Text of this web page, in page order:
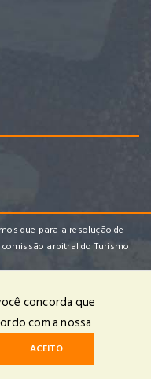
que para a resolução de
arbitral do Turismo
4482 | © 2025 Todos
byOPTIGEST
concorda que
com a nossa
ACEITO